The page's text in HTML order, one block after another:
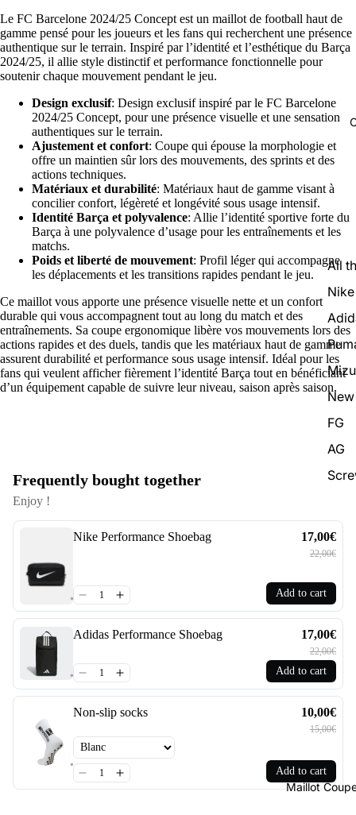
All
Nike
FG
AG
Maillot
Le FC Barcelone 2024/25 Concept est un maillot de football haut de
gamme pensé pour les joueurs et les fans qui recherchent une présence
authentique sur le terrain. Inspiré par l’identité et l’esthétique du Barça
2024/25, il allie style distinctif et performance fonctionnelle pour
soutenir chaque mouvement pendant le jeu.
Design exclusif: Design exclusif inspiré par le FC Barcelone
2024/25 Concept, pour une présence visuelle et une sensation
authentiques sur le terrain.
Ajustement et confort: Coupe qui épouse la morphologie et
offre un maintien sûr lors des mouvements, des sprints et des
actions techniques.
Matériaux et durabilité: Matériaux haut de gamme visant à
concilier confort, légèreté et longévité sous usage intensif.
Identité Barça et polyvalence: Allie l’identité sportive forte du
Barça à une polyvalence d’usage pour les entraînements et les
matchs.
Poids et liberté de mouvement: Profil léger qui accompagne
les déplacements et les transitions rapides pendant le jeu.
Ce maillot vous apporte une présence visuelle nette et un confort
durable qui vous accompagnent tout au long du match et des
entraînements. Sa coupe ergonomique libère vos mouvements lors des
actions rapides et des duels, tandis que les matériaux haut de gamme
assurent durabilité et performance sous usage intensif. Idéal pour les
fans qui veulent afficher fièrement l’identité Barça tout en bénéficiant
d’un équipement capable de suivre leur niveau, saison après saison.
Frequently bought together
Enjoy !
Nike Performance Shoebag 17,00€
22,00€
Add to cart
Adidas Performance Shoebag 17,00€
22,00€
Add to cart
Non-slip socks 10,00€
15,00€
Add to cart